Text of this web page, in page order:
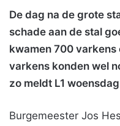
De dag na de grote
schade aan de stal
kwamen 700 varkens
varkens konden wel
zo meldt L1
Burgemeester Jos